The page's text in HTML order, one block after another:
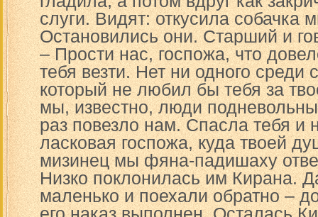
слуги. Видят: откусила собачка
Остановились они. Старший и
– Прости нас, госпожа, что
тебя везти. Нет ни одного среди
который не любил бы тебя за
мы, известно, люди
раз повезло нам. Спасла тебя и
ласковая госпожа, куда твоей
мизинец мы фяна-падишаху
Низко поклонилась им Кирана.
маленько и поехали обратно –